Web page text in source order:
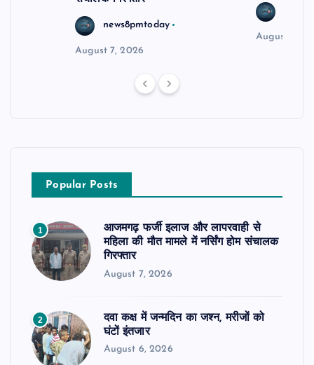
news8pmtoday
August 7, 2026
August 6,
Popular Posts
1
आजमगढ़ फर्जी इलाज और लापरवाही से
महिला की मौत मामले में नर्सिंग होम संचालक
गिरफ्तार
August 7, 2026
2
दवा कक्ष में जन्मदिन का जश्न, मरीजों को
घंटों इंतजार
August 6, 2026